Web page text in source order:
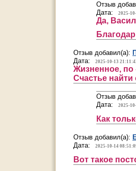
Отзыв
Дата:
2025-
Да,
Отзыв добавил(а):
Дата:
2025-10-13
Жизненное, по
Счастье
Отзыв
Дата:
2025-
Как
Отзыв добавил(а):
Дата:
2025-10-14
Вот такое